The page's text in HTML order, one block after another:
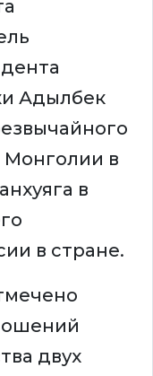
Адылбек
в
в
в стране.
двух